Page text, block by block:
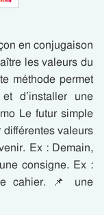
en conjugaison
les valeurs du
méthode permet
d’installer une
Le futur simple
différentes valeurs
Ex : Demain,
consigne. Ex :
cahier. 📌 une